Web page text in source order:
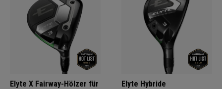
Elyte X Fairway-Hölzer für
Elyte Hybride